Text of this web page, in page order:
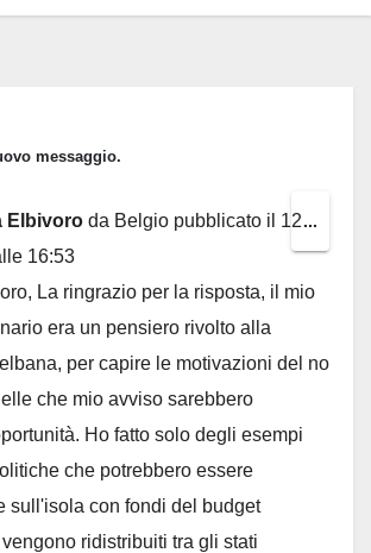
Elbivoro da Belgio pubblicato il 12
16:53
La ringrazio per la risposta, il mio
era un pensiero rivolto alla
per capire le motivazioni del no
che mio avviso sarebbero
Ho fatto solo degli esempi
che potrebbero essere
sull'isola con fondi del budget
ridistribuiti tra gli stati
...
this